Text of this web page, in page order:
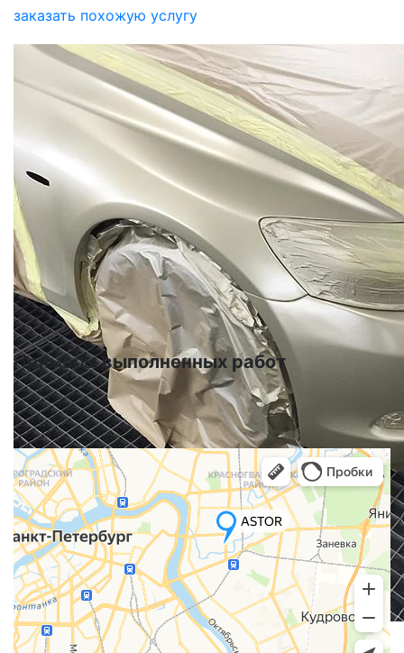
заказать похожую услугу
Примерывыполненных работ